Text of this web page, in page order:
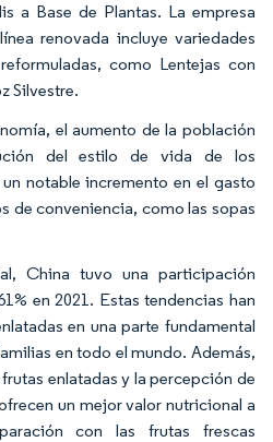
a Base de Plantas. La empresa
renovada incluye variedades
como Lentejas con
Silvestre.
el aumento de la población
del estilo de vida de los
notable incremento en el gasto
de conveniencia, como las sopas
China tuvo una participación
en 2021. Estas tendencias han
en una parte fundamental
en todo el mundo. Además,
enlatadas y la percepción de
un mejor valor nutricional a
con las frutas frescas